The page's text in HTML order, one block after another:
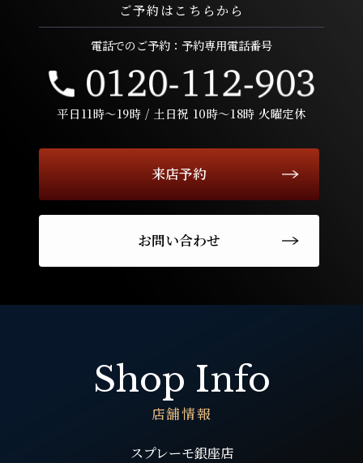
ご予約はこちらから
電話でのご予約：予約専用電話番号
平日11時〜19時 / 土日祝 10時〜18時 火曜定休
来店予約
お問い合わせ
Shop Info
店舗情報
スプレーモ銀座店